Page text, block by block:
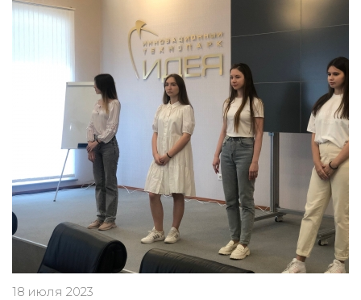
18 июля 2023